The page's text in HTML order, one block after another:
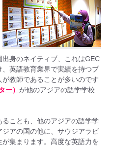
身のネイティブ、これはGEC
英語教育業界で実績を持つプ
教師であることが多いのです
） が他のアジアの語学学校
ことも、他のアジアの語学学
アの国の他に、サウジアラビ
集まります。高度な英語力を